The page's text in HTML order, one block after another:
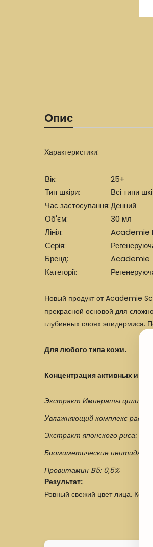
Опис
Характеристики:
Вік:
25+
Тип шкіри:
Всі типи
Час застосування:Денний
Об'єм:
30 мл
Лінія:
Academie
Серія:
Бренд:
Academie
Категорії:
Новый продукт от Academie
прекрасной основой для
глубинных слоях эпидермиса.
Для любого типа кожи.
Концентрация активных
Экстракт Императы
Увлажняющий комплекс
Экстракт японского риса: 3%
Биомиметические пептиды: 3%
Провитамин B5: 0,5%
Результат:
Ровный свежий цвет лица. Кожа